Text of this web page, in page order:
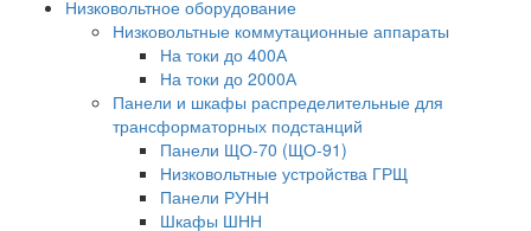
Низковольтное оборудование
Низковольтные коммутационные аппараты
На токи до 400А
На токи до 2000А
Панели и шкафы распределительные для
трансформаторных подстанций
Панели ЩО-70 (ЩО-91)
Низковольтные устройства ГРЩ
Панели РУНН
Шкафы ШНН